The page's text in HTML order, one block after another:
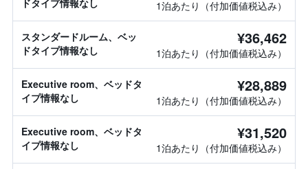
ドタイプ情報なし 1泊あたり（付加価値税込み）
スタンダードルーム、ベッ
ドタイプ情報なし
¥36,462
1泊あたり（付加価値税込み）
Executive room、ベッドタ
イプ情報なし
¥28,889
1泊あたり（付加価値税込み）
Executive room、ベッドタ
イプ情報なし
¥31,520
1泊あたり（付加価値税込み）